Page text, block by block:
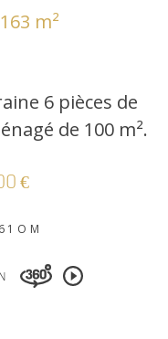
m²
6 pièces de
de 100 m².
€